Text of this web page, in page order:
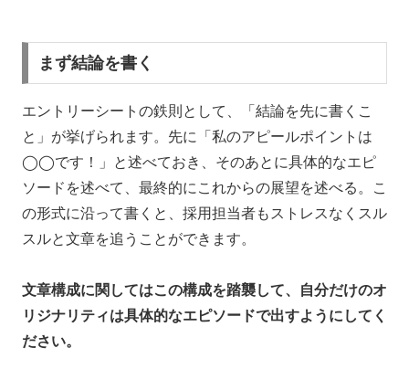
まず結論を書く
エントリーシートの鉄則として、「結論を先に書くこ
と」が挙げられます。先に「私のアピールポイントは
◯◯です！」と述べておき、そのあとに具体的なエピ
ソードを述べて、最終的にこれからの展望を述べる。こ
の形式に沿って書くと、採用担当者もストレスなくスル
スルと文章を追うことができます。
文章構成に関してはこの構成を踏襲して、自分だけのオ
リジナリティは具体的なエピソードで出すようにしてく
ださい。